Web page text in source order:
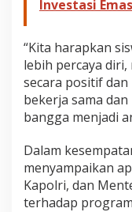
Investasi Emas
“Kita harapkan
lebih percaya
secara positif
bekerja sama
bangga menjadi
Dalam
menyampaikan
Kapolri, dan
terhadap